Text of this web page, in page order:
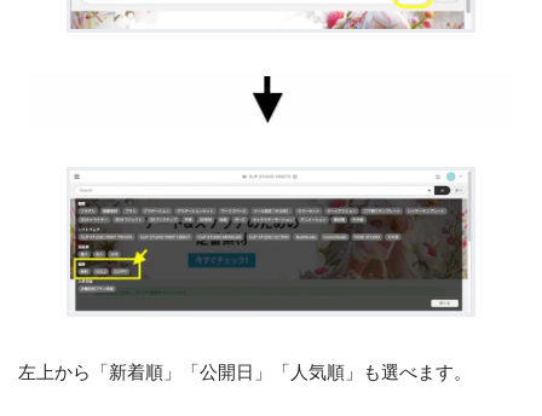
左上から「新着順」「公開日」「人気順」も選べます。